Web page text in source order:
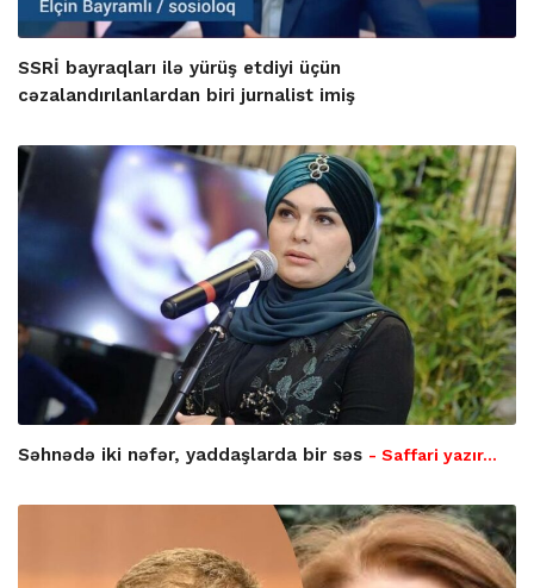
SSRİ bayraqları ilə yürüş etdiyi üçün
cəzalandırılanlardan biri jurnalist imiş
Səhnədə iki nəfər, yaddaşlarda bir səs - Saffari yazır…